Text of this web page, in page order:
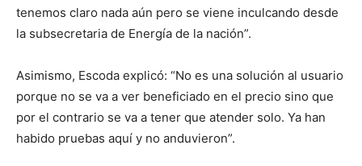
tenemos claro nada aún pero se viene inculcando desde
la subsecretaria de Energía de la nación”.
Asimismo, Escoda explicó: “No es una solución al usuario
porque no se va a ver beneficiado en el precio sino que
por el contrario se va a tener que atender solo. Ya han
habido pruebas aquí y no anduvieron”.